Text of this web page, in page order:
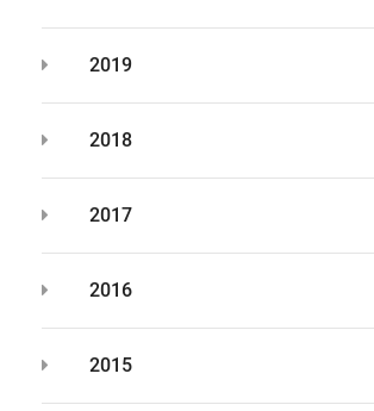
2019
2018
2017
2016
2015